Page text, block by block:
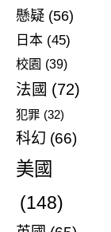
懸疑 (56)
日本 (45)
校園 (39)
法國 (72)
犯罪 (32)
科幻 (66)
美國
(148)